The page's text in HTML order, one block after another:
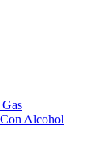
Alcohol